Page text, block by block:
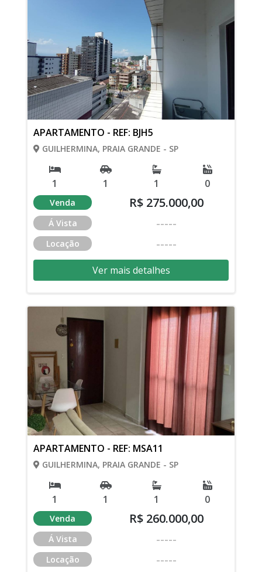
APARTAMENTO - REF: BJH5
GUILHERMINA, PRAIA GRANDE - SP
1 1 1 0
Venda R$ 275.000,00
Á Vista -----
Locação -----
Ver mais detalhes
APARTAMENTO - REF: MSA11
GUILHERMINA, PRAIA GRANDE - SP
1 1 1 0
Venda R$ 260.000,00
Á Vista -----
Locação -----